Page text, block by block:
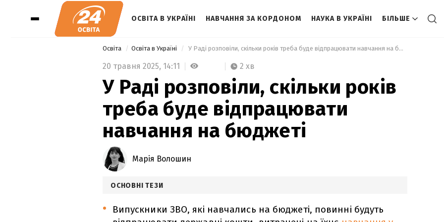
ОСВІТА В УКРАЇНІ НАВЧАННЯ ЗА КОРДОНОМ НАУКА В УКРАЇНІ БІЛЬШЕ
Освіта Освіта в Україні У Раді розповіли, скільки років треба буде відпрацювати навчання на бюджеті
20 травня 2025, 14:11 2 хв
У Раді розповіли, скільки років
треба буде відпрацювати
навчання на бюджеті
Марія Волошин
ОСНОВНІ ТЕЗИ
Випускники ЗВО, які навчались на бюджеті, повинні будуть